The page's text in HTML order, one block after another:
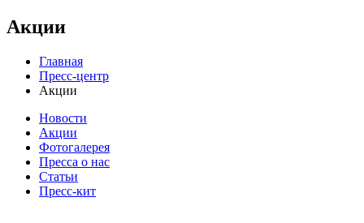
Акции
Главная
Пресс-центр
Акции
Новости
Акции
Фотогалерея
Пресса о нас
Статьи
Пресс-кит